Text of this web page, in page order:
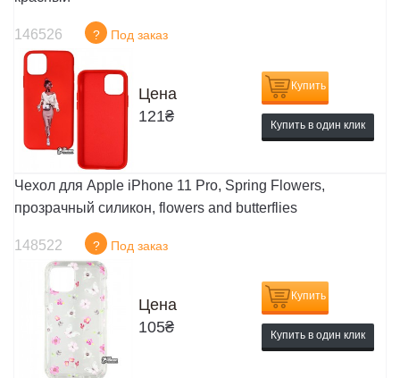
146526 ? Под заказ
Цена
121₴
Купить
Купить в один клик
Чехол для Apple iPhone 11 Pro, Spring Flowers,
прозрачный силикон, flowers and butterflies
148522 ? Под заказ
Цена
105₴
Купить
Купить в один клик